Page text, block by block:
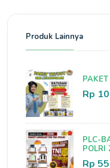
Produk Lainnya
Rp
PLC-
POLRI
Rp